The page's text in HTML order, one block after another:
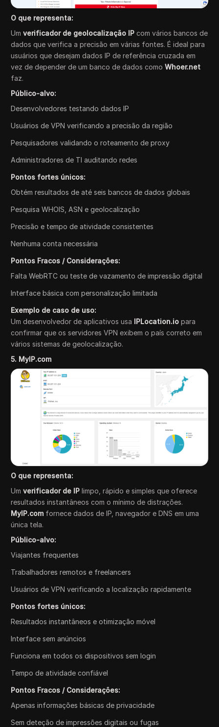
O que representa:
Umverificador de geolocalização IP com vários bancos de
dados que verifica a precisão em várias fontes. É ideal para
usuários que desejam dados IP de referência cruzada em
vez de depender de um banco de dados comoWhoer.net
faz.
Público-alvo:
Desenvolvedores testando dados IP
Usuários de VPN verificando a precisão da região
Pesquisadores validando o roteamento de proxy
Administradores de TI auditando redes
Pontos fortes únicos:
Obtém resultados de até seis bancos de dados globais
Pesquisa WHOIS, ASN e geolocalização
Precisão e tempo de atividade consistentes
Nenhuma conta necessária
Pontos Fracos / Considerações:
Falta WebRTC ou teste de vazamento de impressão digital
Interface básica com personalização limitada
Exemplo de caso de uso:
Um desenvolvedor de aplicativos usa IPLocation.io para
confirmar que os servidores VPN exibem o país correto em
vários sistemas de geolocalização.
5. MyIP.com
O que representa:
Umverificador de IP limpo, rápido e simples que oferece
resultados instantâneos com o mínimo de distrações.
MyIP.com fornece dados de IP, navegador e DNS em uma
única tela.
Público-alvo:
Viajantes frequentes
Trabalhadores remotos e freelancers
Usuários de VPN verificando a localização rapidamente
Pontos fortes únicos:
Resultados instantâneos e otimização móvel
Interface sem anúncios
Funciona em todos os dispositivos sem login
Tempo de atividade confiável
Pontos Fracos / Considerações:
Apenas informações básicas de privacidade
Sem deteção de impressões digitais ou fugas